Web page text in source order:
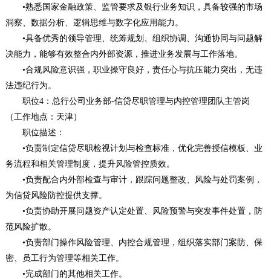
•熟悉国家金融政策、监管要求及银行业务知识，具备较强的市场
洞察、数据分析、逻辑思维与数字化应用能力。
•具备优秀的领导管理、统筹规划、组织协调、沟通协同与问题解
决能力，能够有效整合内外部资源，推进业务发展与工作落地。
•合规风险意识强，职业操守良好，责任心与抗压能力突出，无违
法违纪行为。
职位4：总行公司业务部-信贷尽职管理与内控管理团队主管岗
（工作地点：天津）
职位描述：
•负责制定信贷尽职检视计划与检查标准，优化完善授信模板、业
务流程和相关管理制度，提升风险管控质效。
•负责配合内外部检查与审计，跟踪问题整改、风险与处罚案例，
为信贷风险防控提供支撑。
•负责协助开展问题资产认定处置、风险预警与突发事件处置，防
范风险扩散。
•负责部门操作风险管理、内控合规管理，组织落实部门案防、保
密、员工行为管理等相关工作。
•完成部门的其他相关工作。